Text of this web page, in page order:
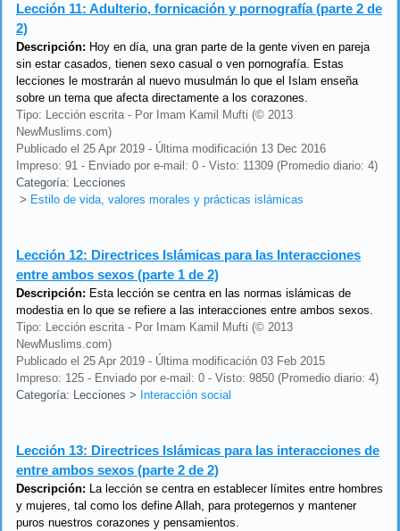
Lección 11: Adulterio, fornicación y pornografía (parte 2 de
2)
Descripción: Hoy en día, una gran parte de la gente viven en pareja
sin estar casados, tienen sexo casual o ven pornografía. Estas
lecciones le mostrarán al nuevo musulmán lo que el Islam enseña
sobre un tema que afecta directamente a los corazones.
Tipo: Lección escrita - Por Imam Kamil Mufti (© 2013
NewMuslims.com)
Publicado el 25 Apr 2019 - Última modificación 13 Dec 2016
Impreso: 91 - Enviado por e-mail: 0 - Visto: 11309 (Promedio diario: 4)
Categoría: Lecciones
> Estilo de vida, valores morales y prácticas islámicas
Lección 12: Directrices Islámicas para las Interacciones
entre ambos sexos (parte 1 de 2)
Descripción: Esta lección se centra en las normas islámicas de
modestia en lo que se refiere a las interacciones entre ambos sexos.
Tipo: Lección escrita - Por Imam Kamil Mufti (© 2013
NewMuslims.com)
Publicado el 25 Apr 2019 - Última modificación 03 Feb 2015
Impreso: 125 - Enviado por e-mail: 0 - Visto: 9850 (Promedio diario: 4)
Categoría: Lecciones > Interacción social
Lección 13: Directrices Islámicas para las interacciones de
entre ambos sexos (parte 2 de 2)
Descripción: La lección se centra en establecer límites entre hombres
y mujeres, tal como los define Allah, para protegernos y mantener
puros nuestros corazones y pensamientos.